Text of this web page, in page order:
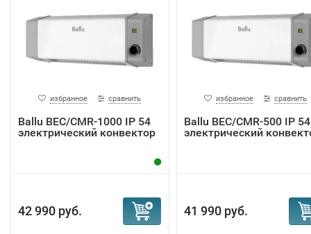
избранное сравнить
Ballu BEC/CMR-1000 IP 54
электрический конвектор
42 990 руб.
избранное сравнить
Ballu BEC/CMR-500 IP 54
электрический
41 990 руб.